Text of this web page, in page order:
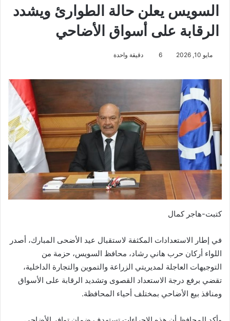
السويس يعلن حالة الطوارئ ويشدد
الرقابة على أسواق الأضاحي
مايو 10, 2026 6 دقيقة واحدة
كتبت-هاجر كمال
في إطار الاستعدادات المكثفة لاستقبال عيد الأضحى المبارك، أصدر
اللواء أركان حرب هاني رشاد، محافظ السويس، حزمة من
التوجيهات العاجلة لمديريتي الزراعة والتموين والتجارة الداخلية،
تقضي برفع درجة الاستعداد القصوى وتشديد الرقابة على الأسواق
ومنافذ بيع الأضاحي بمختلف أحياء المحافظة.